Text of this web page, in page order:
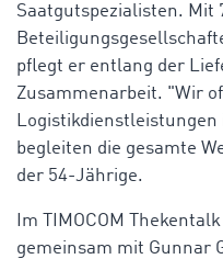
Saatgutspezialisten. Mit
pflegt er entlang der
Zusammenarbeit. "Wir
begleiten die gesamte
der 54-Jährige.
Im TIMOCOM
gemeinsam mit Gunnar